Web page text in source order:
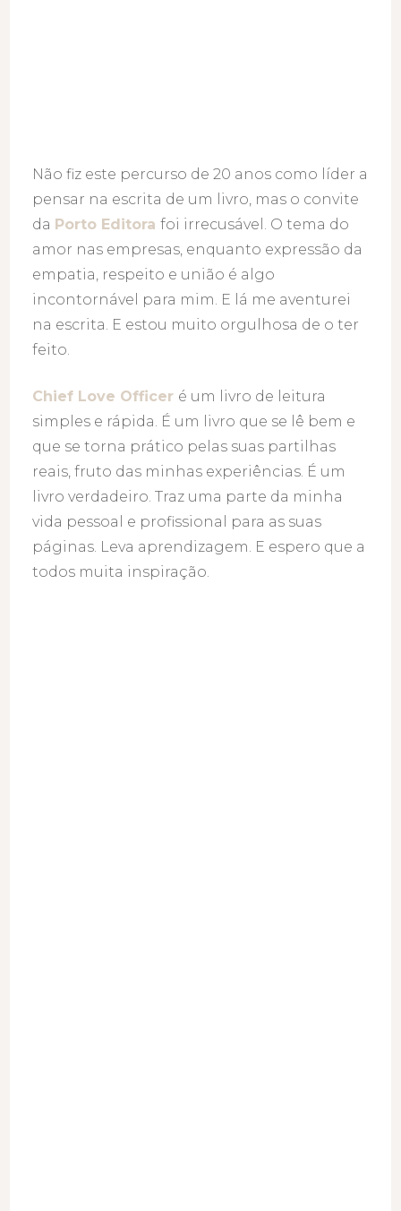
Não fiz este percurso de 20 anos como líder a
pensar na escrita de um livro, mas o convite
da Porto Editora foi irrecusável. O tema do
amor nas empresas, enquanto expressão da
empatia, respeito e união é algo
incontornável para mim. E lá me aventurei
na escrita. E estou muito orgulhosa de o ter
feito.
Chief Love Officer é um livro de leitura
simples e rápida. É um livro que se lê bem e
que se torna prático pelas suas partilhas
reais, fruto das minhas experiências. É um
livro verdadeiro. Traz uma parte da minha
vida pessoal e profissional para as suas
páginas. Leva aprendizagem. E espero que a
todos muita inspiração.